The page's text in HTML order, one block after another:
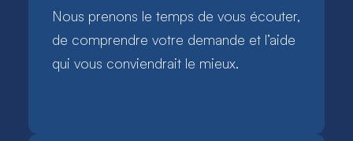
Nous prenons le temps de vous écouter,
de comprendre votre demande et l’aide
qui vous conviendrait le mieux.​